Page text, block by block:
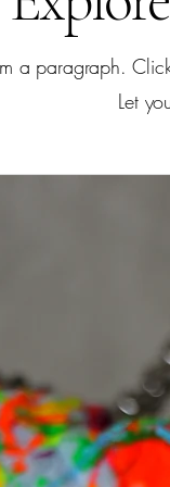
a paragraph.
Let